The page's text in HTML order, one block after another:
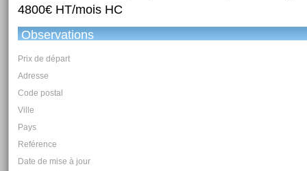
4800€ HT/mois HC
Observations
Prix de départ
Adresse
Code postal
Ville
Pays
Reférence
Date de mise à jour